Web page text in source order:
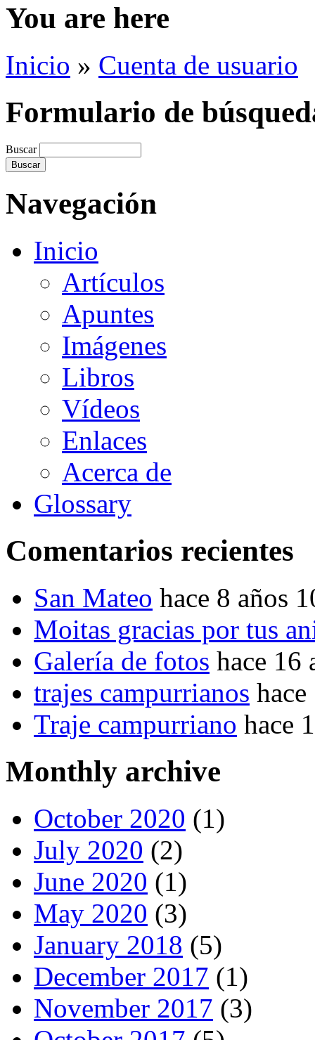
You are here
Inicio » Cuenta de usuario
Formulario de
Buscar
Navegación
Inicio
Artículos
Apuntes
Imágenes
Libros
Vídeos
Enlaces
Acerca de
Glossary
Comentarios recientes
San Mateo hace 8 años
Moitas gracias por tus
Galería de fotos hace 16
trajes campurrianos
Traje campurriano hace
Monthly archive
October 2020 (1)
July 2020 (2)
June 2020 (1)
May 2020 (3)
January 2018 (5)
December 2017 (1)
November 2017 (3)